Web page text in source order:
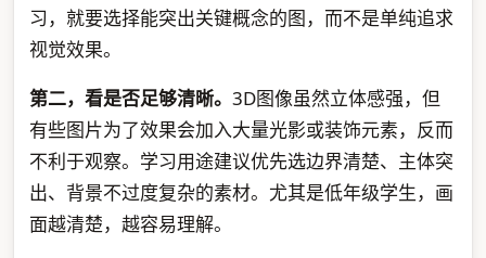
习，就要选择能突出关键概念的图，而不是单纯追求
视觉效果。
第二，看是否足够清晰。 3D图像虽然立体感强，但
有些图片为了效果会加入大量光影或装饰元素，反而
不利于观察。学习用途建议优先选边界清楚、主体突
出、背景不过度复杂的素材。尤其是低年级学生，画
面越清楚，越容易理解。